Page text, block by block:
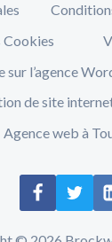
Cookies
sur l’agence
de site
Agence web à